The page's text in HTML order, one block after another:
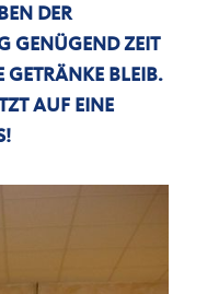
DER
GENÜGEND ZEIT
GETRÄNKE BLEIB.
AUF EINE